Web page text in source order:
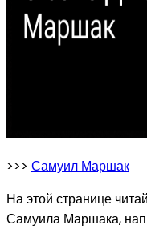
>>> Самуил Маршак
На этой странице
Самуила Маршака,